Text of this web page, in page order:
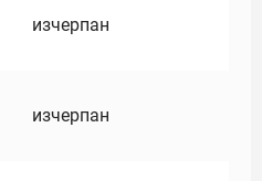
изчерпан
изчерпан